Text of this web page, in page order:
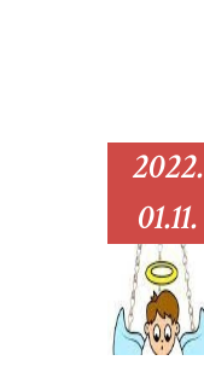
2022.
01.11.